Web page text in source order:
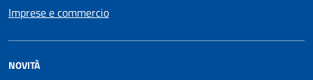
Imprese e commercio
NOVITÀ